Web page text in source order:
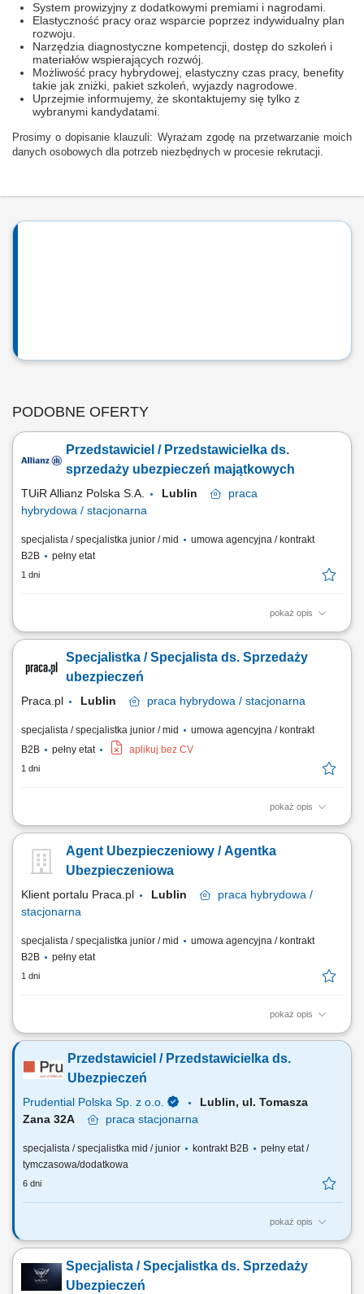
System prowizyjny z dodatkowymi premiami i nagrodami.
Elastyczność pracy oraz wsparcie poprzez indywidualny plan
rozwoju.
Narzędzia diagnostyczne kompetencji, dostęp do szkoleń i
materiałów wspierających rozwój.
Możliwość pracy hybrydowej, elastyczny czas pracy, benefity
takie jak zniżki, pakiet szkoleń, wyjazdy nagrodowe.
Uprzejmie informujemy, że skontaktujemy się tylko z
wybranymi kandydatami.
Prosimy o dopisanie klauzuli: Wyrażam zgodę na przetwarzanie moich
danych osobowych dla potrzeb niezbędnych w procesie rekrutacji.
PODOBNE OFERTY
Przedstawiciel / Przedstawicielka ds.
sprzedaży ubezpieczeń majątkowych
TUiR Allianz Polska S.A. Lublin
praca
hybrydowa / stacjonarna
specjalista / specjalistka junior / mid
umowa agencyjna / kontrakt
B2B
pełny etat
1 dni
pokaż opis
Zakres obowiązków: Budowanie i rozwijanie relacji z klientami; Analiza
Prowadzenie spotkań online i stacjonarnych; Rozwijanie własnego
portfela klientów; Aktywne pozyskiwanie nowych kontaktów
Specjalistka / Specjalista ds. Sprzedaży
ubezpieczeń
Praca.pl Lublin praca hybrydowa / stacjonarna
specjalista / specjalistka junior / mid
umowa agencyjna / kontrakt
B2B
pełny etat aplikuj bez CV
1 dni
pokaż opis
Zadania Tworzenie i pielęgnowanie trwałych więzi biznesowych.
dedykowanych rozwiązań polisowych. Organizowanie oraz
prowadzenie prezentacji i konsultacji w trybie online oraz stacjonarnie.
Agent Ubezpieczeniowy / Agentka
Ubezpieczeniowa
Klient portalu Praca.pl Lublin praca hybrydowa /
stacjonarna
specjalista / specjalistka junior / mid
umowa agencyjna / kontrakt
B2B
pełny etat
1 dni
pokaż opis
Budowanie i pozyskiwanie własnego portfela klientów oraz relacji
ubezpieczeniowych; Prowadzenie spotkań handlowych w formie online
i stacjonarnej; Realizacja indywidualnych celów sprzedażowych przy
Przedstawiciel / Przedstawicielka ds.
Ubezpieczeń
Prudential Polska Sp. z o.o.
Lublin, ul. Tomasza
Zana 32A
praca stacjonarna
specjalista / specjalistka mid / junior kontrakt B2B
pełny etat /
tymczasowa/dodatkowa
6 dni
pokaż opis
Twój zakres obowiązków: budowanie własnego biznesu przy wsparciu
organizacja własnej aktywności i kalendarza spotkań.
Specjalista / Specjalistka ds. Sprzedaży
Ubezpieczeń